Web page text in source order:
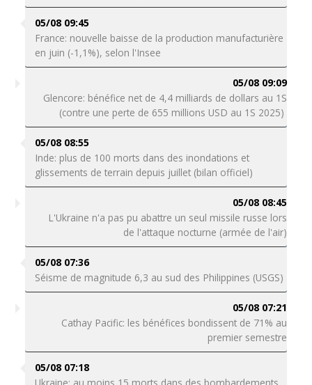
05/08 09:45
France: nouvelle baisse de la production manufacturière
en juin (-1,1%), selon l'Insee
05/08 09:09
Glencore: bénéfice net de 4,4 milliards de dollars au 1S
(contre une perte de 655 millions USD au 1S 2025)
05/08 08:55
Inde: plus de 100 morts dans des inondations et
glissements de terrain depuis juillet (bilan officiel)
05/08 08:45
L'Ukraine n'a pas pu abattre un seul missile russe lors
de l'attaque nocturne (armée de l'air)
05/08 07:36
Séisme de magnitude 6,3 au sud des Philippines (USGS)
05/08 07:21
Cathay Pacific: les bénéfices bondissent de 71% au
premier semestre
05/08 07:18